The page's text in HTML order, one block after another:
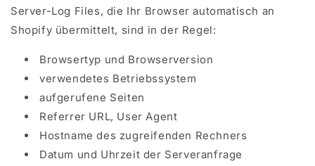
Server-Log Files, die Ihr Browser automatisch an
Shopify übermittelt, sind in der Regel:
Browsertyp und Browserversion
verwendetes Betriebssystem
aufgerufene Seiten
Referrer URL, User Agent
Hostname des zugreifenden Rechners
Datum und Uhrzeit der Serveranfrage